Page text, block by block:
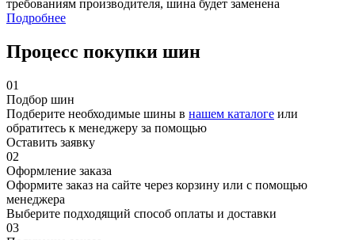
требованиям производителя, шина будет заменена
Подробнее
Процесс покупки шин
01
Подбор шин
Подберите необходимые шины в нашем каталоге или
обратитесь к менеджеру за помощью
Оставить заявку
02
Оформление заказа
Оформите заказ на сайте через корзину или с помощью
менеджера
Выберите подходящий способ оплаты и доставки
03